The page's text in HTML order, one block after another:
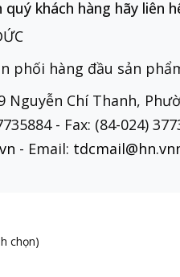
khách hàng hãy liên
phối hàng đầu sản
Nguyễn Chí Thanh,
- Fax: (84-024)
- Email:
chọn)